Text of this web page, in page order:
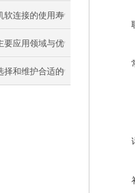
软连接的使用寿
要应用领域与优
择和维护合适的